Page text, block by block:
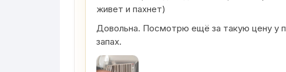
живет и пахнет)
Довольна. Посмотрю ещё за такую цену у
запах.